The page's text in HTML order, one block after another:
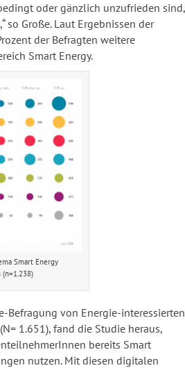
oder gänzlich unzufrieden sind,
so Große. Laut Ergebnissen der
der Befragten weitere
Smart Energy.
Smart Energy
Befragung von Energie-interessierten
1.651), fand die Studie heraus,
bereits Smart
nutzen. Mit diesen digitalen